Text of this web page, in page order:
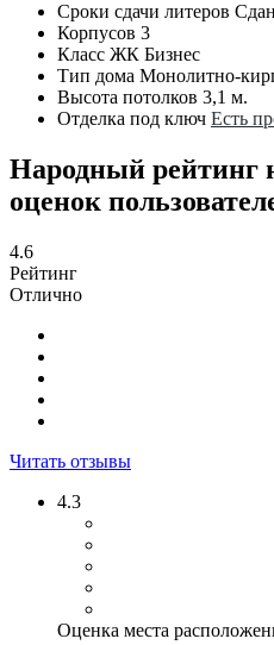
Сроки сдачи литеров Сдан
Корпусов 3
Класс ЖК Бизнес
Тип дома Монолитно-
Высота потолков 3,1 м.
Отделка под ключ Есть
Народный рейтинг
оценок
4.6
Рейтинг
Отлично
Читать отзывы
4.3
Оценка места